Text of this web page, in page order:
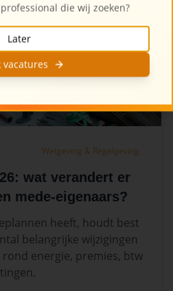
Wetgeving & Regelgeving
wat verandert er
mede-eigenaars?
heeft, houdt best
belangrijke wijzigingen
rond energie, premies, btw
die wij zoeken?
Later
vacatures